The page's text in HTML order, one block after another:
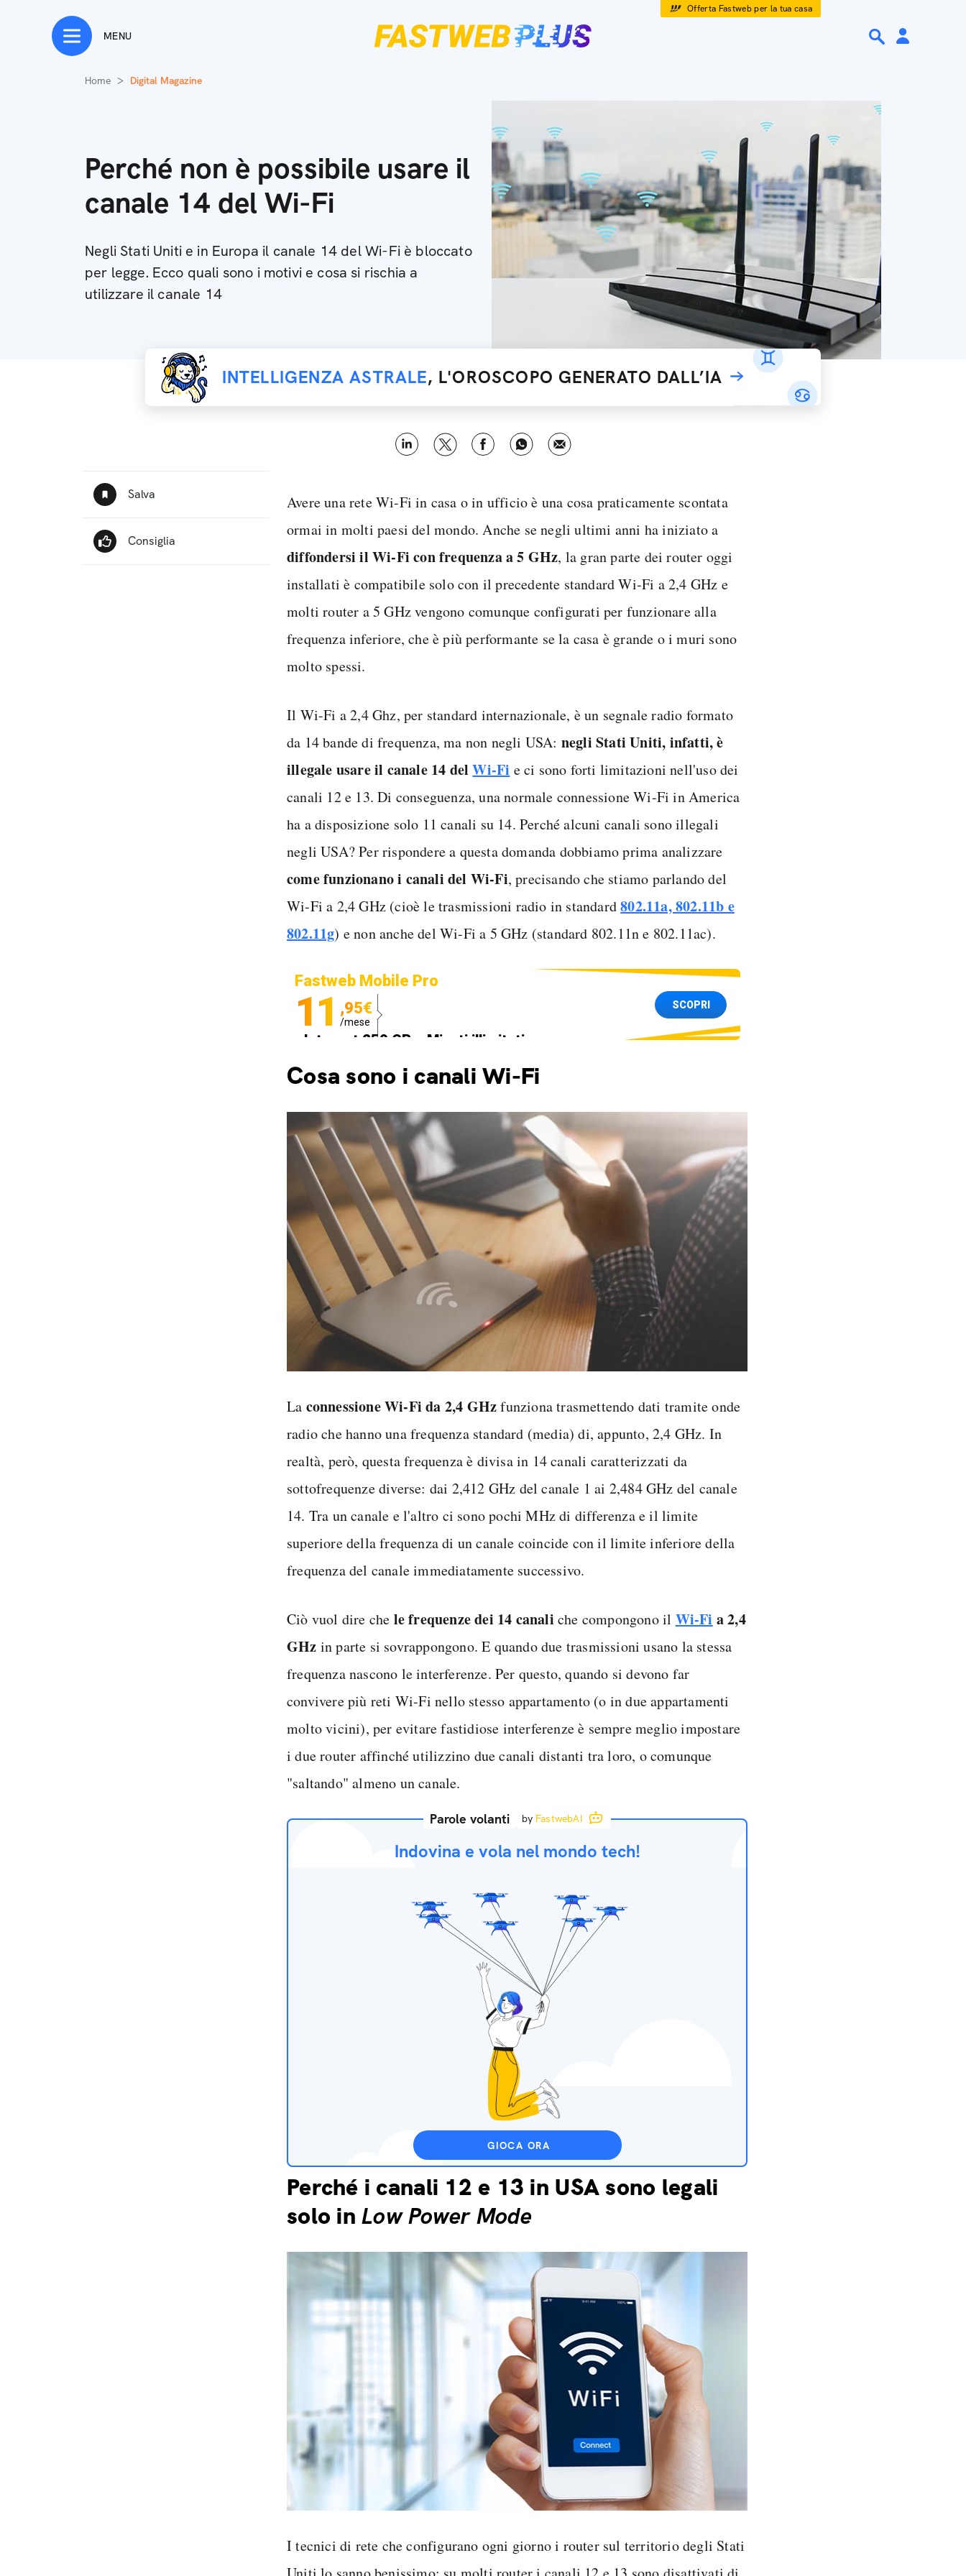
Offerta Fastweb per la tua casa
MENU
Home Digital Magazine
Perché non è possibile usare il
canale 14 del Wi-Fi
Negli Stati Uniti e in Europa il canale 14 del Wi-Fi è bloccato
per legge. Ecco quali sono i motivi e cosa si rischia a
utilizzare il canale 14
INTELLIGENZA ASTRALE, L'OROSCOPO GENERATO DALL’IA
Avere una rete Wi-Fi in casa o in ufficio è una cosa praticamente scontata
ormai in molti paesi del mondo. Anche se negli ultimi anni ha iniziato a
diffondersi il Wi-Fi con frequenza a 5 GHz, la gran parte dei router oggi
installati è compatibile solo con il precedente standard Wi-Fi a 2,4 GHz e
molti router a 5 GHz vengono comunque configurati per funzionare alla
frequenza inferiore, che è più performante se la casa è grande o i muri sono
molto spessi.
Il Wi-Fi a 2,4 Ghz, per standard internazionale, è un segnale radio formato
da 14 bande di frequenza, ma non negli USA: negli Stati Uniti, infatti, è
illegale usare il canale 14 delWi-Fi e ci sono forti limitazioni nell'uso dei
canali 12 e 13. Di conseguenza, una normale connessione Wi-Fi in America
ha a disposizione solo 11 canali su 14. Perché alcuni canali sono illegali
negli USA? Per rispondere a questa domanda dobbiamo prima analizzare
come funzionano i canali del Wi-Fi, precisando che stiamo parlando del
Wi-Fi a 2,4 GHz (cioè le trasmissioni radio in standard802.11a, 802.11b e
802.11g) e non anche del Wi-Fi a 5 GHz (standard 802.11n e 802.11ac).
Fastweb Mobile Pro
11 ,95€
/mese
Internet 250 GB e Minuti illimitati
SCOPRI
Cosa sono i canali Wi-Fi
La connessione Wi-Fi da 2,4 GHzfunziona trasmettendo dati tramite onde
radio che hanno una frequenza standard (media) di, appunto, 2,4 GHz. In
realtà, però, questa frequenza è divisa in 14 canali caratterizzati da
sottofrequenze diverse: dai 2,412 GHz del canale 1 ai 2,484 GHz del canale
14. Tra un canale e l'altro ci sono pochi MHz di differenza e il limite
superiore della frequenza di un canale coincide con il limite inferiore della
frequenza del canale immediatamente successivo.
Ciò vuol dire che le frequenze dei 14 canali che compongono il Wi-Fi a 2,4
GHz in parte si sovrappongono. E quando due trasmissioni usano la stessa
frequenza nascono le interferenze. Per questo, quando si devono far
convivere più reti Wi-Fi nello stesso appartamento (o in due appartamenti
molto vicini), per evitare fastidiose interferenze è sempre meglio impostare
i due router affinché utilizzino due canali distanti tra loro, o comunque
"saltando" almeno un canale.
Parole volanti by FastwebAI
Indovina e vola nel mondo tech!
GIOCA ORA
Perché i canali 12 e 13 in USA sono legali
solo inLow Power Mode
I tecnici di rete che configurano ogni giorno i router sul territorio degli Stati